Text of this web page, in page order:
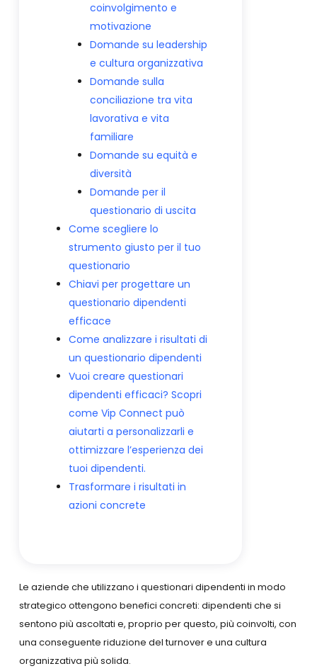
coinvolgimento e
motivazione
Domande su leadership
e cultura organizzativa
Domande sulla
conciliazione tra vita
lavorativa e vita
familiare
Domande su equità e
diversità
Domande per il
questionario di uscita
Come scegliere lo
strumento giusto per il tuo
questionario
Chiavi per progettare un
questionario dipendenti
efficace
Come analizzare i risultati di
un questionario dipendenti
Vuoi creare questionari
dipendenti efficaci? Scopri
come Vip Connect può
aiutarti a personalizzarli e
ottimizzare l’esperienza dei
tuoi dipendenti.
Trasformare i risultati in
azioni concrete
Le aziende che utilizzano i questionari dipendenti in modo
strategico ottengono benefici concreti: dipendenti che si
sentono più ascoltati e, proprio per questo, più coinvolti, con
una conseguente riduzione del turnover e una cultura
organizzativa più solida.